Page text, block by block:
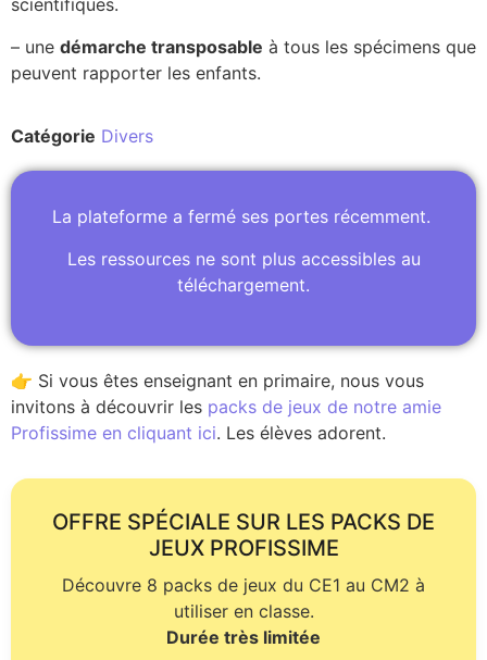
scientifiques.
– une démarche transposable à tous les spécimens que
peuvent rapporter les enfants.
Catégorie Divers
La plateforme a fermé ses portes récemment.
Les ressources ne sont plus accessibles au
téléchargement.
👉 Si vous êtes enseignant en primaire, nous vous
invitons à découvrir les packs de jeux de notre amie
Profissime en cliquant ici. Les élèves adorent.
OFFRE SPÉCIALE SUR LES PACKS DE
JEUX PROFISSIME
Découvre 8 packs de jeux du CE1 au CM2 à
utiliser en classe.
Durée très limitée